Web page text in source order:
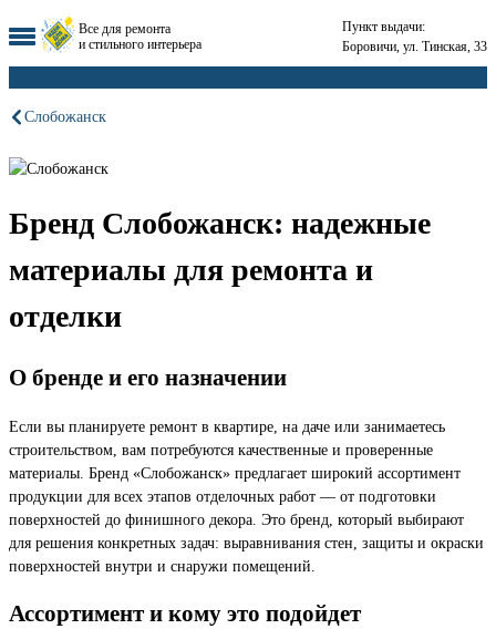
Все для ремонта
и стильного интерьера
Пункт выдачи:
Боровичи, ул. Тинская, 33
Слобожанск
Бренд Слобожанск: надежные
материалы для ремонта и
отделки
О бренде и его назначении
Если вы планируете ремонт в квартире, на даче или занимаетесь
строительством, вам потребуются качественные и проверенные
материалы. Бренд «Слобожанск» предлагает широкий ассортимент
продукции для всех этапов отделочных работ — от подготовки
поверхностей до финишного декора. Это бренд, который выбирают
для решения конкретных задач: выравнивания стен, защиты и окраски
поверхностей внутри и снаружи помещений.
Ассортимент и кому это подойдет